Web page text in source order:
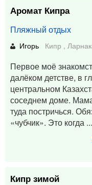
Аромат Кипра
Пляжный отдых
Игорь Кипр ,
Первое моё
далёком детстве, в
центральном
соседнем доме.
туда постричься.
«чубчик». Это когда ...
Кипр зимой